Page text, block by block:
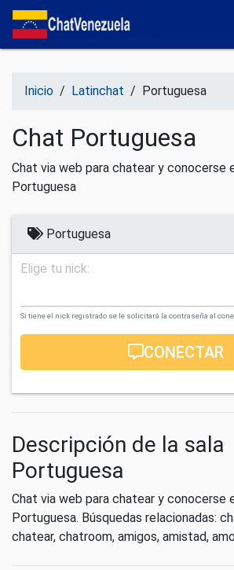
Salir del contenido
Inicio / Latinchat / Portuguesa
Chat Portuguesa
Chat via web para chatear y conocerse
Portuguesa
Portuguesa
Elige tu nick:
Si tiene el nick registrado se le solicitará la contraseña al
CONECTAR
Descripción de la sala
Portuguesa
Chat via web para chatear y conocerse
Portuguesa. Búsquedas relacionadas:
chatear, chatroom, amigos, amistad,